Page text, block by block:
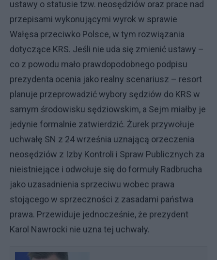
ustawy o statusie tzw. neosędziów oraz prace nad
przepisami wykonującymi wyrok w sprawie
Wałęsa przeciwko Polsce, w tym rozwiązania
dotyczące KRS. Jeśli nie uda się zmienić ustawy –
co z powodu mało prawdopodobnego podpisu
prezydenta ocenia jako realny scenariusz – resort
planuje przeprowadzić wybory sędziów do KRS w
samym środowisku sędziowskim, a Sejm miałby je
jedynie formalnie zatwierdzić. Żurek przywołuje
uchwałę SN z 24 września uznającą orzeczenia
neosędziów z Izby Kontroli i Spraw Publicznych za
nieistniejące i odwołuje się do formuły Radbrucha
jako uzasadnienia sprzeciwu wobec prawa
stojącego w sprzeczności z zasadami państwa
prawa. Przewiduje jednocześnie, że prezydent
Karol Nawrocki nie uzna tej uchwały.